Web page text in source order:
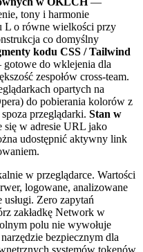
tony i harmonie
L o równe wielkości przy
co domyślny
kodu CSS / Tailwind
do wklejenia dla
zespołów cross-team.
opartych na
do pobierania kolorów z
przeglądarki. Stan w
w adresie URL jako
udostępnić aktywny link
w przeglądarce. Wartości
logowane, analizowane
Zero zapytań
zakładkę Network w
polu nie wywołuje
bezpiecznym dla
systemów tokenów